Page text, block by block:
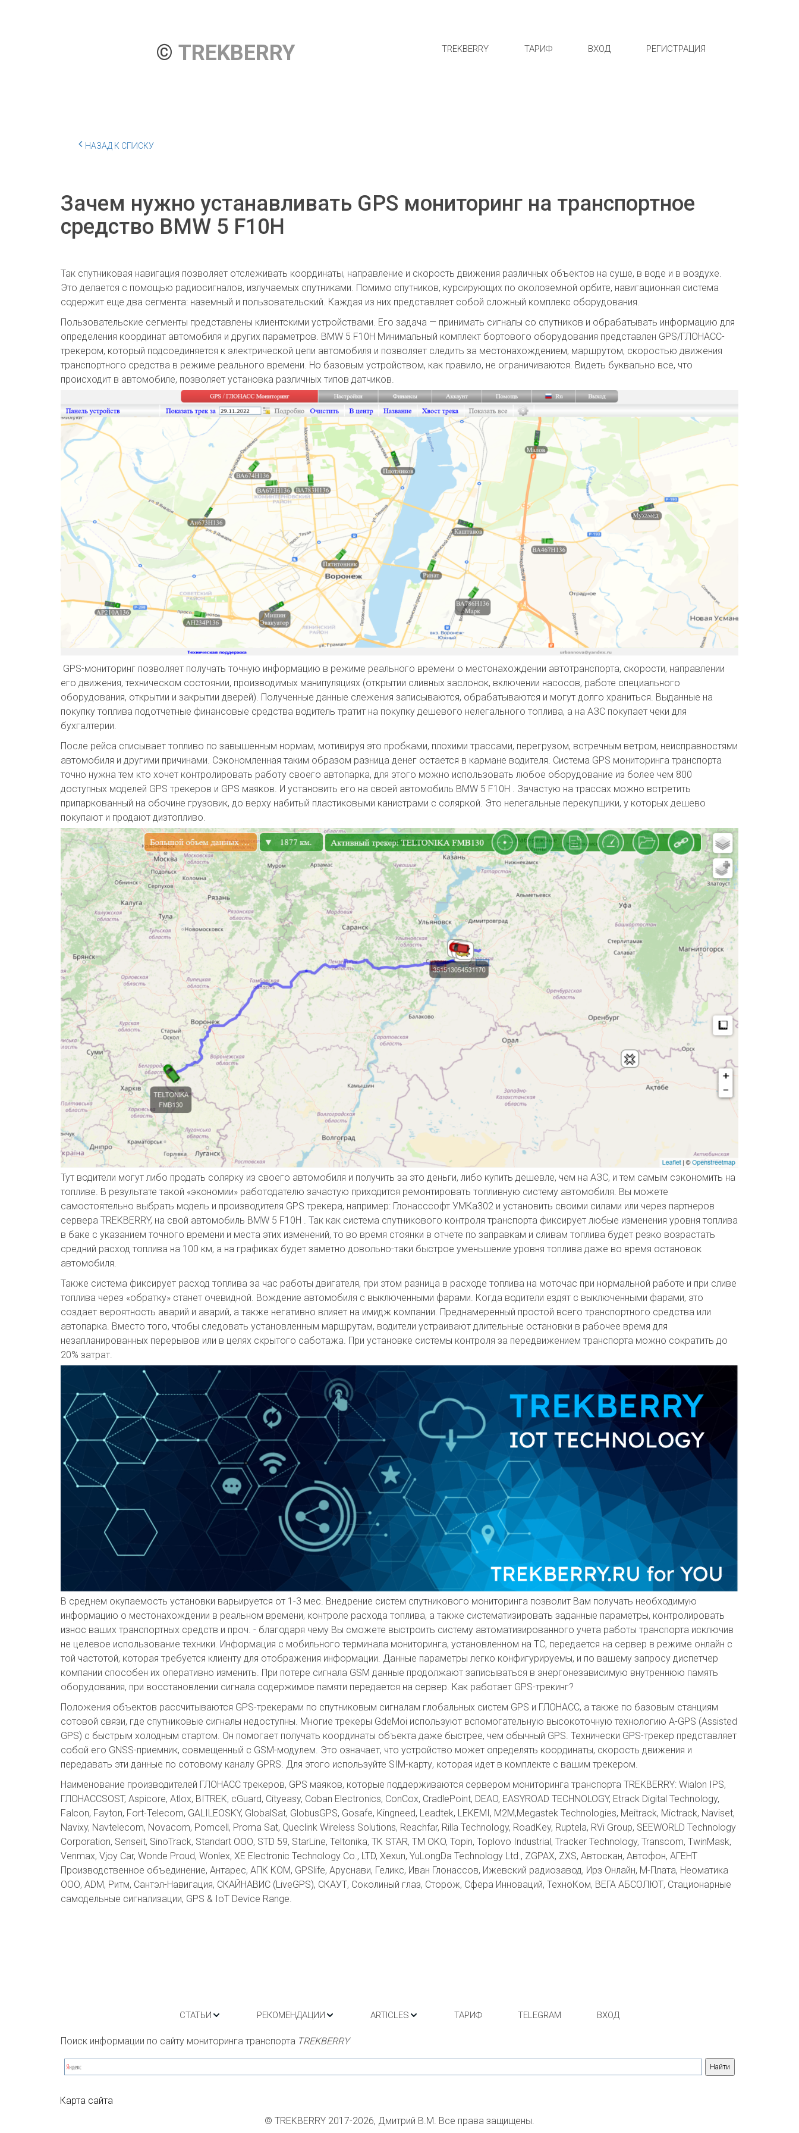
© TREKBERRY TREKBERRY ТАРИФ ВХОД РЕГИСТРАЦИЯ
НАЗАД К СПИСКУ
Зачем нужно устанавливать GPS мониторинг на транспортное
средство BMW 5 F10H
Так спутниковая навигация позволяет отслеживать координаты, направление и скорость движения различных объектов на суше, в воде и в воздухе.
Это делается с помощью радиосигналов, излучаемых спутниками. Помимо спутников, курсирующих по околоземной орбите, навигационная система
содержит еще два сегмента: наземный и пользовательский. Каждая из них представляет собой сложный комплекс оборудования.
Пользовательские сегменты представлены клиентскими устройствами. Его задача — принимать сигналы со спутников и обрабатывать информацию для
определения координат автомобиля и других параметров. BMW 5 F10H Минимальный комплект бортового оборудования представлен GPS/ГЛОНАСС-
трекером, который подсоединяется к электрической цепи автомобиля и позволяет следить за местонахождением, маршрутом, скоростью движения
транспортного средства в режиме реального времени. Но базовым устройством, как правило, не ограничиваются. Видеть буквально все, что
происходит в автомобиле, позволяет установка различных типов датчиков.
GPS-мониторинг позволяет получать точную информацию в режиме реального времени о местонахождении автотранспорта, скорости, направлении
его движения, техническом состоянии, производимых манипуляциях (открытии сливных заслонок, включении насосов, работе специального
оборудования, открытии и закрытии дверей). Полученные данные слежения записываются, обрабатываются и могут долго храниться. Выданные на
покупку топлива подотчетные финансовые средства водитель тратит на покупку дешевого нелегального топлива, а на АЗС покупает чеки для
бухгалтерии.
После рейса списывает топливо по завышенным нормам, мотивируя это пробками, плохими трассами, перегрузом, встречным ветром, неисправностями
автомобиля и другими причинами. Сэкономленная таким образом разница денег остается в кармане водителя. Система GPS мониторинга транспорта
точно нужна тем кто хочет контролировать работу своего автопарка, для этого можно использовать любое оборудование из более чем 800
доступных моделей GPS трекеров и GPS маяков. И установить его на своей автомобиль BMW 5 F10H . Зачастую на трассах можно встретить
припаркованный на обочине грузовик, до верху набитый пластиковыми канистрами с соляркой. Это нелегальные перекупщики, у которых дешево
покупают и продают дизтопливо.
Тут водители могут либо продать солярку из своего автомобиля и получить за это деньги, либо купить дешевле, чем на АЗС, и тем самым сэкономить на
топливе. В результате такой «экономии» работодателю зачастую приходится ремонтировать топливную систему автомобиля. Вы можете
самостоятельно выбрать модель и производителя GPS трекера, например: Глонасссофт УМКа302 и установить своими силами или через партнеров
сервера TREKBERRY, на свой автомобиль BMW 5 F10H . Так как система спутникового контроля транспорта фиксирует любые изменения уровня топлива
в баке с указанием точного времени и места этих изменений, то во время стоянки в отчете по заправкам и сливам топлива будет резко возрастать
средний расход топлива на 100 км, а на графиках будет заметно довольно-таки быстрое уменьшение уровня топлива даже во время остановок
автомобиля.
Также система фиксирует расход топлива за час работы двигателя, при этом разница в расходе топлива на моточас при нормальной работе и при сливе
топлива через «обратку» станет очевидной. Вождение автомобиля с выключенными фарами. Когда водители ездят с выключенными фарами, это
создает вероятность аварий и аварий, а также негативно влияет на имидж компании. Преднамеренный простой всего транспортного средства или
автопарка. Вместо того, чтобы следовать установленным маршрутам, водители устраивают длительные остановки в рабочее время для
незапланированных перерывов или в целях скрытого саботажа. При установке системы контроля за передвижением транспорта можно сократить до
20% затрат.
В среднем окупаемость установки варьируется от 1-3 мес. Внедрение систем спутникового мониторинга позволит Вам получать необходимую
информацию о местонахождении в реальном времени, контроле расхода топлива, а также систематизировать заданные параметры, контролировать
износ ваших транспортных средств и проч. - благодаря чему Вы сможете выстроить систему автоматизированного учета работы транспорта исключив
не целевое использование техники. Информация с мобильного терминала мониторинга, установленном на ТС, передается на сервер в режиме онлайн с
той частотой, которая требуется клиенту для отображения информации. Данные параметры легко конфигурируемы, и по вашему запросу диспетчер
компании способен их оперативно изменить. При потере сигнала GSM данные продолжают записываться в энергонезависимую внутреннюю память
оборудования, при восстановлении сигнала содержимое памяти передается на сервер. Как работает GPS-трекинг?
Положения объектов рассчитываются GPS-трекерами по спутниковым сигналам глобальных систем GPS и ГЛОНАСС, а также по базовым станциям
сотовой связи, где спутниковые сигналы недоступны. Многие трекеры GdeMoi используют вспомогательную высокоточную технологию A-GPS (Assisted
GPS) с быстрым холодным стартом. Он помогает получать координаты объекта даже быстрее, чем обычный GPS. Технически GPS-трекер представляет
собой его GNSS-приемник, совмещенный с GSM-модулем. Это означает, что устройство может определять координаты, скорость движения и
передавать эти данные по сотовому каналу GPRS. Для этого используйте SIM-карту, которая идет в комплекте с вашим трекером.
Наименование производителей ГЛОНАСС трекеров, GPS маяков, которые поддерживаются сервером мониторинга транспорта TREKBERRY: Wialon IPS,
ГЛОНАССSOST, Aspicore, Atlox, BITREK, cGuard, Cityeasy, Coban Electronics, ConCox, CradlePoint, DEAO, EASYROAD TECHNOLOGY, Etrack Digital Technology,
Falcon, Fayton, Fort-Telecom, GALILEOSKY, GlobalSat, GlobusGPS, Gosafe, Kingneed, Leadtek, LEKEMI, M2M,Megastek Technologies, Meitrack, Mictrack, Naviset,
Navixy, Navtelecom, Novacom, Pomcell, Proma Sat, Queclink Wireless Solutions, Reachfar, Rilla Technology, RoadKey, Ruptela, RVi Group, SEEWORLD Technology
Corporation, Senseit, SinoTrack, Standart ООО, STD 59, StarLine, Teltonika, TK STAR, TM OKO, Topin, Toplovo Industrial, Tracker Technology, Transcom, TwinMask,
Venmax, Vjoy Car, Wonde Proud, Wonlex, XE Electronic Technology Co., LTD, Xexun, YuLongDa Technology Ltd., ZGPAX, ZXS, Автоскан, Автофон, АГЕНТ
Производственное объединение, Антарес, АПК КОМ, GPSlife, Аруснави, Геликс, Иван Глонассов, Ижевский радиозавод, Ирз Онлайн, М-Плата, Неоматика
ООО, ADM, Ритм, Сантэл-Навигация, СКАЙНАВИС (LiveGPS), СКАУТ, Соколиный глаз, Сторож, Сфера Инноваций, ТехноКом, ВЕГА АБСОЛЮТ, Стационарные
самодельные сигнализации, GPS & IoT Device Range.
СТАТЬИ РЕКОМЕНДАЦИИ ARTICLES ТАРИФ TELEGRAM ВХОД
Поиск информации по сайту мониторинга транспорта TREKBERRY
Карта сайта
© TREKBERRY 2017-2026, Дмитрий В.М. Все права защищены.